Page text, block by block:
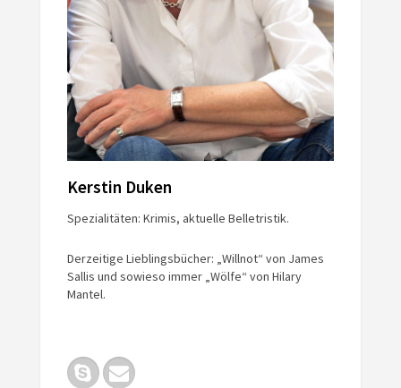
Kerstin Duken
Spezialitäten: Krimis, aktuelle Belletristik.
Derzeitige Lieblingsbücher: „Willnot“ von James
Sallis und sowieso immer „Wölfe“ von Hilary
Mantel.